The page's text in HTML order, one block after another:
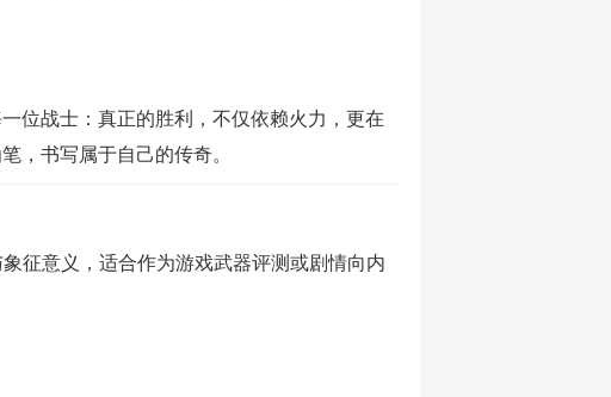
位战士：真正的胜利，不仅依赖火力，更在
，书写属于自己的传奇。
征意义，适合作为游戏武器评测或剧情向内